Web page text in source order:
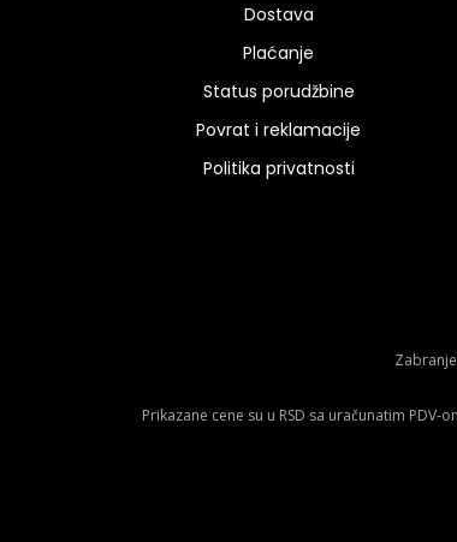
Dostava
Plaćanje
Status porudžbine
Povrat i reklamacije
Politika privatnosti
Prikazane cene su u RSD sa uračunatim